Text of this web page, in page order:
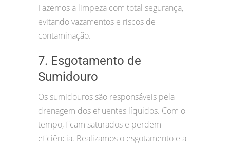
Fazemos a limpeza com total segurança,
evitando vazamentos e riscos de
contaminação.
7. Esgotamento de
Sumidouro
Os sumidouros são responsáveis pela
drenagem dos efluentes líquidos. Com o
tempo, ficam saturados e perdem
eficiência. Realizamos o esgotamento e a